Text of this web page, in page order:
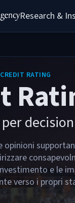
Research &
CREDIT RATING
opinioni
e le
verso i propri